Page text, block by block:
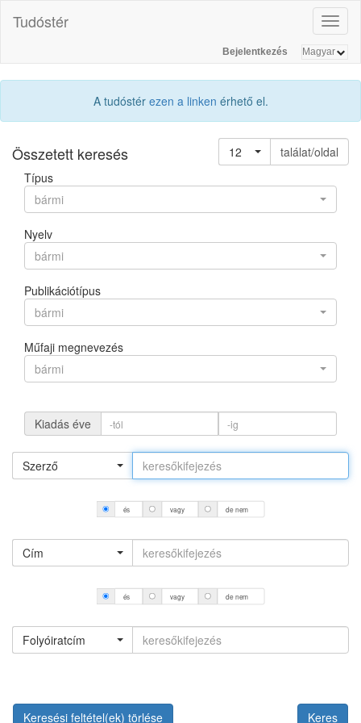
Tudóstér
Bejelentkezés
A tudóstér ezen a linken érhető el.
Összetett keresés 12
találat/oldal
Típus
bármi
Nyelv
bármi
Publikációtípus
bármi
Műfaji megnevezés
bármi
Kiadás éve
Szerző
és vagy de nem
Cím
és vagy de nem
Folyóiratcím
Keresési feltétel(ek) törlése